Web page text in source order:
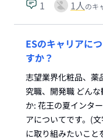
1 1人のキ
ESのキャリアに
すか？
志望業界化粧品、薬
究職、開発職 どん
か: 花王の夏インタ
アについてです。(
に取り組みたいこ